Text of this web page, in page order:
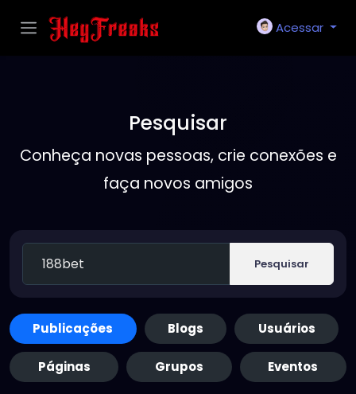
Acessar
Pesquisar
Conheça novas pessoas, crie conexões e
faça novos amigos
Pesquisar
Publicações Blogs Usuários
Páginas Grupos Eventos